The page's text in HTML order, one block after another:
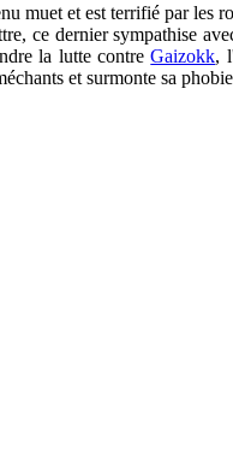
muet et est terrifié par les
ce dernier sympathise
la lutte contreGaizokk,
et surmonte sa